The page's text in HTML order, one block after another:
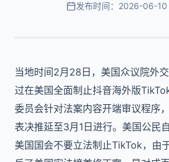
发布时间：2026-06-
当地时间2月28日，美国众议院外
过在美国全面制止抖音海外版
委员会针对法案内容开端审议程序
表决推延至3月1日进行。美国公民
美国国会不要立法制止TikTok，由